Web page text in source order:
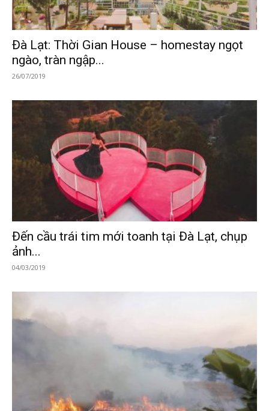
Đà Lạt: Thời Gian House – homestay ngọt
ngào, tràn ngập...
26/07/2019
Đến cầu trái tim mới toanh tại Đà Lạt, chụp
ảnh...
04/03/2019